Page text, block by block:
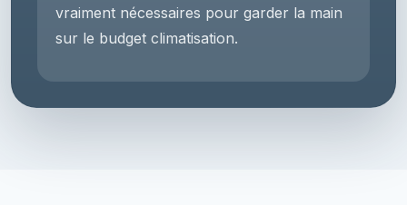
vraiment nécessaires pour garder la main
sur le budget climatisation.